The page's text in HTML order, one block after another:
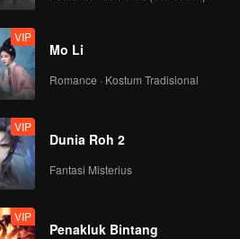
VIP
Mo Li
Romance · Kostum Tradisional
VIP
Dunia Roh 2
Fantasi Misterius
VIP
Penakluk Bintang